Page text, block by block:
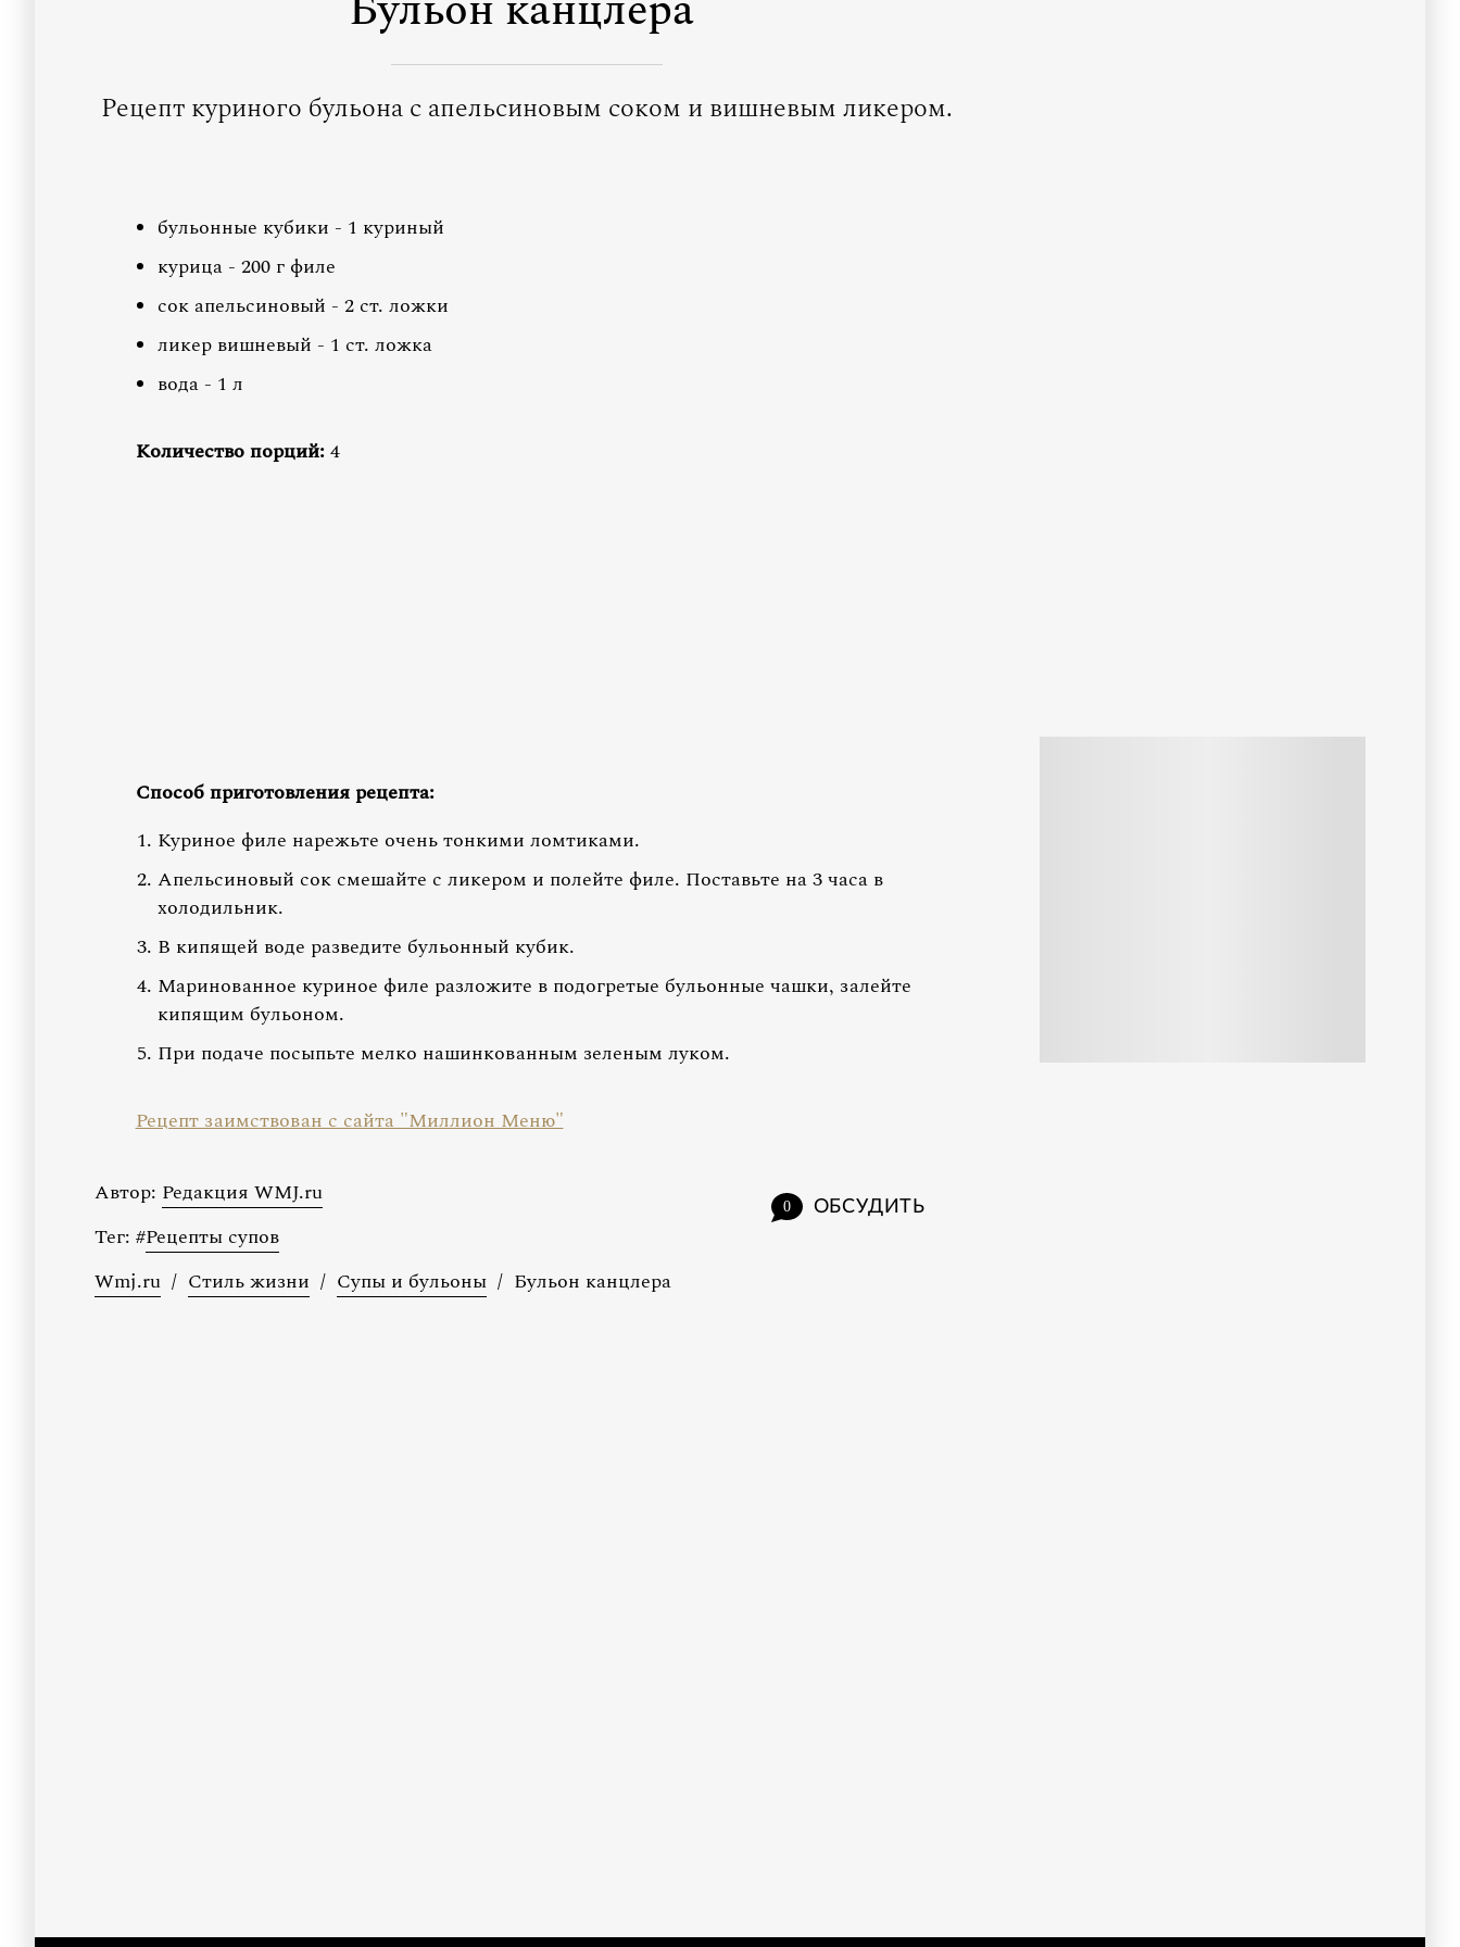
Рецепт куриного бульона с апельсиновым соком и вишневым ликером.
бульонные кубики - 1 куриный
курица - 200 г филе
сок апельсиновый - 2 ст. ложки
ликер вишневый - 1 ст. ложка
вода - 1 л
Количество порций:4
Способ приготовления рецепта:
Куриное филе нарежьте очень тонкими ломтиками.
Апельсиновый сок смешайте с ликером и полейте филе. Поставьте на 3 часа в
холодильник.
В кипящей воде разведите бульонный кубик.
Маринованное куриное филе разложите в подогретые бульонные чашки, залейте
кипящим бульоном.
При подаче посыпьте мелко нашинкованным зеленым луком.
Рецепт заимствован с сайта "Миллион Меню"
0 ОБСУДИТЬ
Автор: Редакция WMJ.ru
Тег: #Рецепты супов
Wmj.ru / Стиль жизни / Супы и бульоны / Бульон канцлера